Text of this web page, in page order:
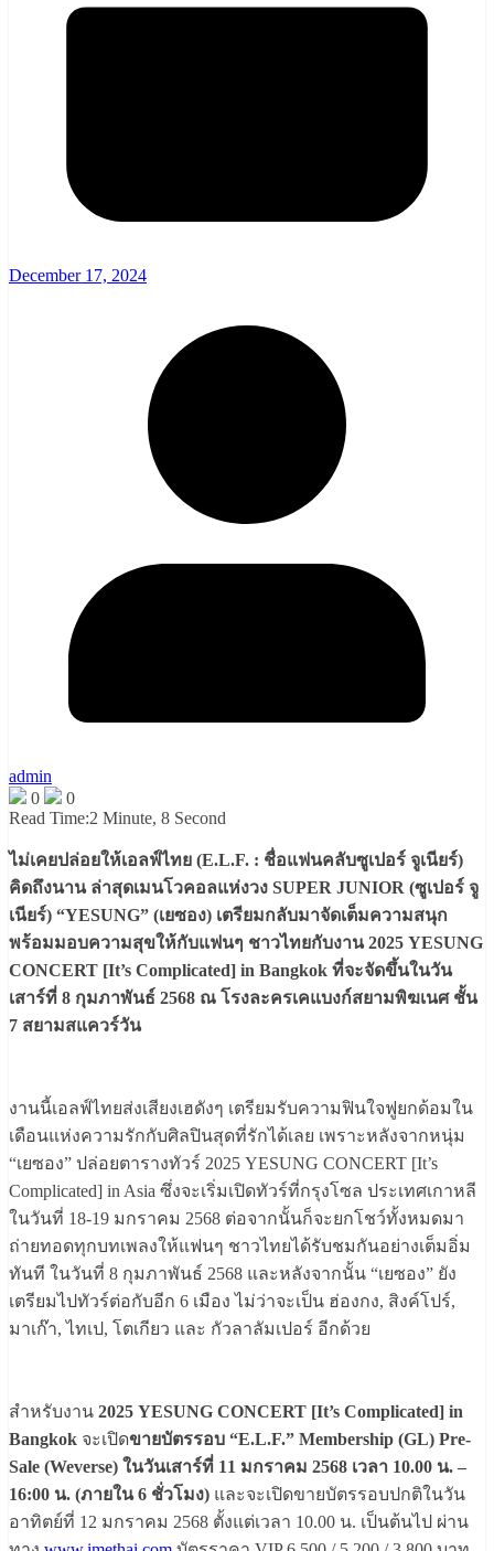
December 17, 2024
admin
0
0
Read Time:2 Minute, 8 Second
ไม่เคยปล่อยให้เอลฟ์ไทย (E.L.F. : ชื่อแฟนคลับซูเปอร์ จูเนียร์)
คิดถึงนาน ล่าสุดเมนโวคอลแห่งวง SUPER JUNIOR (ซูเปอร์ จู
เนียร์) “YESUNG” (เยซอง) เตรียมกลับมาจัดเต็มความสนุก
พร้อมมอบความสุขให้กับแฟนๆ ชาวไทยกับงาน 2025 YESUNG
CONCERT [It’s Complicated] in Bangkok ที่จะจัดขึ้นในวัน
เสาร์ที่ 8 กุมภาพันธ์ 2568 ณ โรงละครเคแบงก์สยามพิฆเนศ ชั้น
7 สยามสแควร์วัน
งานนี้เอลฟ์ไทยส่งเสียงเฮดังๆ เตรียมรับความฟินใจฟูยกด้อมใน
เดือนแห่งความรักกับศิลปินสุดที่รักได้เลย เพราะหลังจากหนุ่ม
“เยซอง” ปล่อยตารางทัวร์ 2025 YESUNG CONCERT [It’s
Complicated] in Asia ซึ่งจะเริ่มเปิดทัวร์ที่กรุงโซล ประเทศเกาหลี
ในวันที่ 18-19 มกราคม 2568 ต่อจากนั้นก็จะยกโชว์ทั้งหมดมา
ถ่ายทอดทุกบทเพลงให้แฟนๆ ชาวไทยได้รับชมกันอย่างเต็มอิ่ม
ทันที ในวันที่ 8 กุมภาพันธ์ 2568 และหลังจากนั้น “เยซอง” ยัง
เตรียมไปทัวร์ต่อกับอีก 6 เมือง ไม่ว่าจะเป็น ฮ่องกง, สิงค์โปร์,
มาเก๊า, ไทเป, โตเกียว และ กัวลาลัมเปอร์ อีกด้วย
สำหรับงาน 2025 YESUNG CONCERT [It’s Complicated] in
Bangkok จะเปิดขายบัตรรอบ “E.L.F.” Membership (GL) Pre-
Sale (Weverse) ในวันเสาร์ที่ 11 มกราคม 2568 เวลา 10.00 น. –
16:00 น. (ภายใน 6 ชั่วโมง) และจะเปิดขายบัตรรอบปกติในวัน
อาทิตย์ที่ 12 มกราคม 2568 ตั้งแต่เวลา 10.00 น. เป็นต้นไป ผ่าน